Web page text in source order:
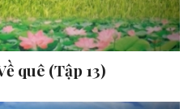
quê (Tập 13)